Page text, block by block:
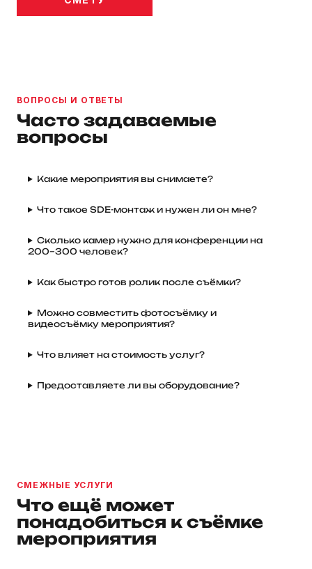
ВОПРОСЫ И ОТВЕТЫ
Часто задаваемые
вопросы
Какие мероприятия вы снимаете?
Что такое SDE-монтаж и нужен ли он мне?
Сколько камер нужно для конференции на
200–300 человек?
Как быстро готов ролик после съёмки?
Можно совместить фотосъёмку и
видеосъёмку мероприятия?
Что влияет на стоимость услуг?
Предоставляете ли вы оборудование?
СМЕЖНЫЕ УСЛУГИ
Что ещё может
понадобиться к съёмке
мероприятия